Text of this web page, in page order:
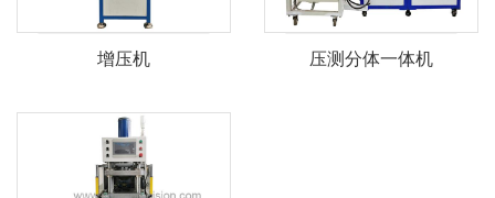
增压机 压测分体一体机